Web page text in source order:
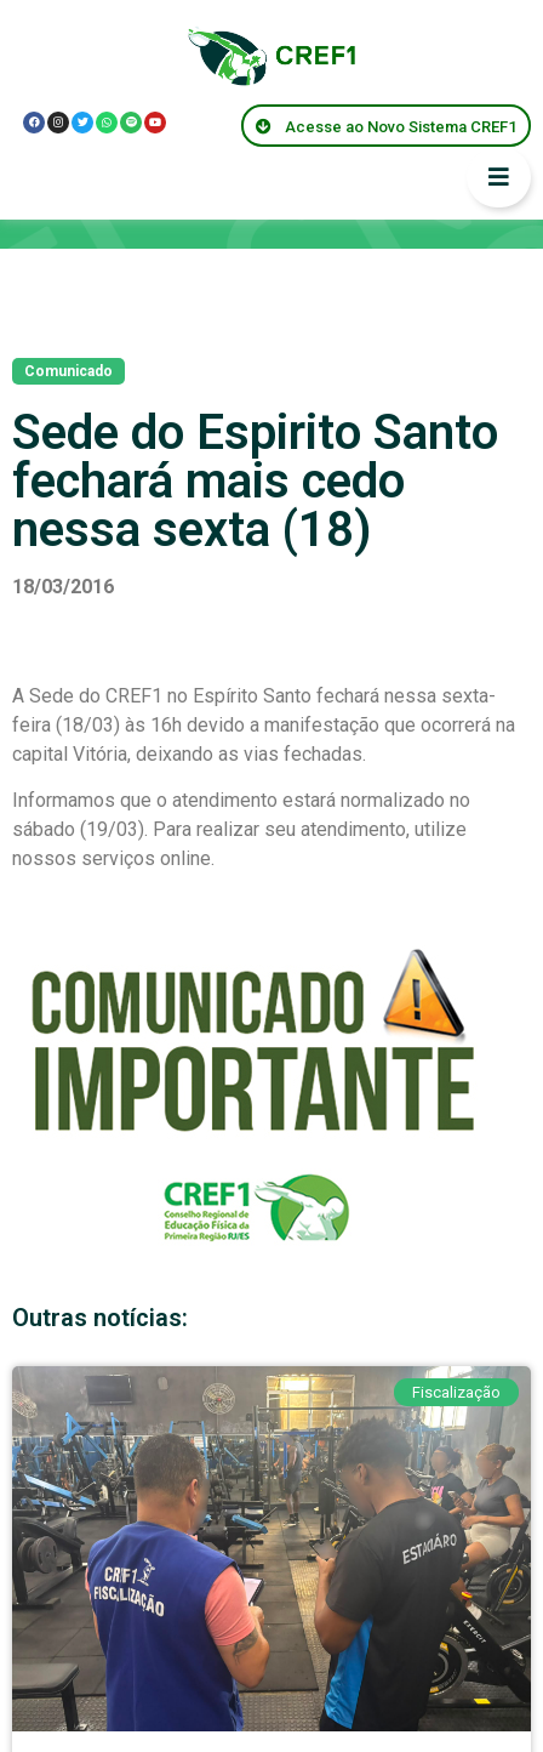
Acesse ao Novo Sistema CREF1
Comunicado
Sede do Espirito Santo
fechará mais cedo
nessa sexta (18)
18/03/2016
A Sede do CREF1 no Espírito Santo fechará nessa sexta-
feira (18/03) às 16h devido a manifestação que ocorrerá na
capital Vitória, deixando as vias fechadas.
Informamos que o atendimento estará normalizado no
sábado (19/03). Para realizar seu atendimento, utilize
nossos serviços online.
Outras notícias:
Fiscalização